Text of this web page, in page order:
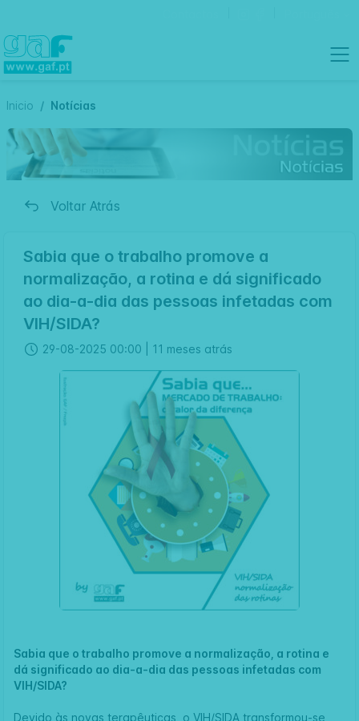
Inicio Notícias
Voltar Atrás
Sabia que o trabalho promove a
normalização, a rotina e dá significado
ao dia-a-dia das pessoas infetadas com
VIH/SIDA?
29-08-2025 00:00 | 11 meses atrás
Sabia que o trabalho promove a normalização, a rotina e
dá significado ao dia-a-dia das pessoas infetadas com
VIH/SIDA?
Devido às novas terapêuticas, o VIH/SIDA transformou-se